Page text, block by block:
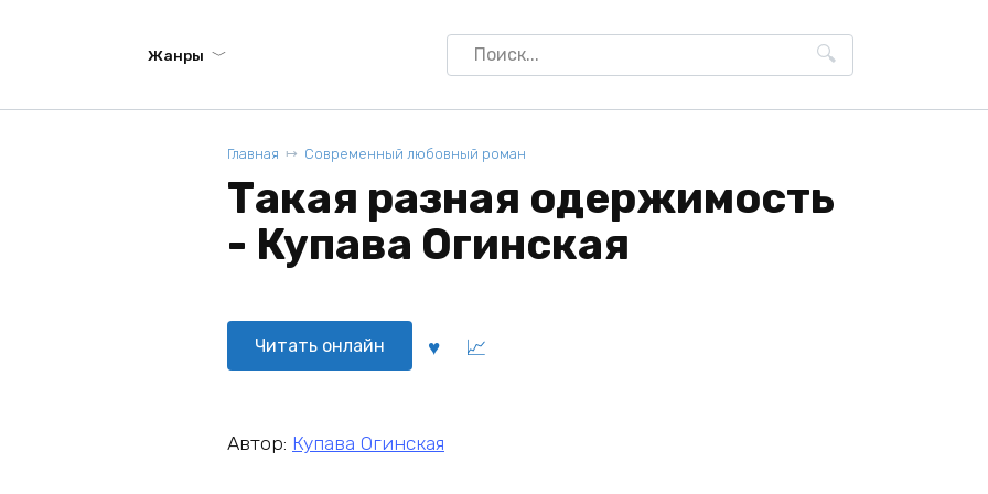
Жанры
Search
for:
Главная Современный любовный роман
Такая разная одержимость
- Купава Огинская
Читать онлайн
Автор: Купава Огинская